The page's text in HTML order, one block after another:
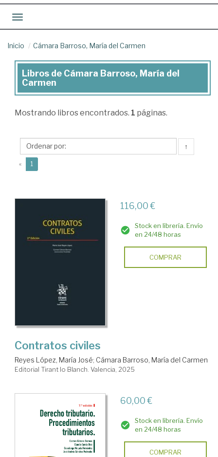
Toggle navigation
Inicio Cámara Barroso, María del Carmen
Libros
de
Cámara
María
del
Carmen
Libros de Cámara Barroso, María del
Carmen
Mostrando libros encontrados. 1 páginas.
↑
« 1
116,00 €
Stock en librería. Envío
en 24/48 horas
COMPRAR
Contratos civiles
Reyes López, María José; Cámara Barroso, María del Carmen
Editorial Tirant lo Blanch. Valencia, 2025
60,00 €
Stock en librería. Envío
en 24/48 horas
COMPRAR